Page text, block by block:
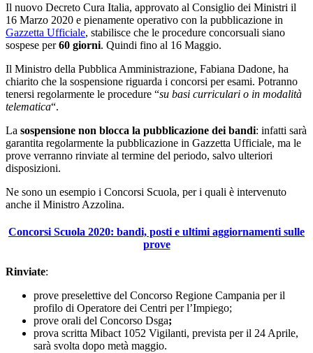
Il nuovo Decreto Cura Italia, approvato al Consiglio dei Ministri il
16 Marzo 2020 e pienamente operativo con la pubblicazione in
Gazzetta Ufficiale, stabilisce che le procedure concorsuali siano
sospese per60 giorni. Quindi fino al 16 Maggio.
Il Ministro della Pubblica Amministrazione, Fabiana Dadone, ha
chiarito che la sospensione riguarda i concorsi per esami. Potranno
tenersi regolarmente le procedure “su basi curriculari o in modalità
telematica“.
La sospensione non blocca la pubblicazione dei bandi: infatti sarà
garantita regolarmente la pubblicazione in Gazzetta Ufficiale, ma le
prove verranno rinviate al termine del periodo, salvo ulteriori
disposizioni.
Ne sono un esempio i Concorsi Scuola, per i quali è intervenuto
anche il Ministro Azzolina.
Concorsi Scuola 2020: bandi, posti e ultimi aggiornamenti sulle
prove
Rinviate:
prove preselettive del Concorso Regione Campania per il
profilo di Operatore dei Centri per l’Impiego;
prove orali del Concorso Dsga;
prova scritta Mibact 1052 Vigilanti, prevista per il 24 Aprile,
sarà svolta dopo metà maggio.